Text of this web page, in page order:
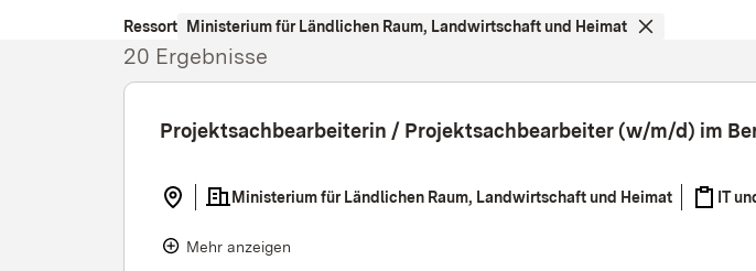
Ressort Ministerium für Ländlichen Raum, Landwirtschaft und Heimat
20 Ergebnisse
Projektsachbearbeiterin / Projektsachbearbeiter (w/m/d) im
Ministerium für Ländlichen Raum, Landwirtschaft und Heimat IT
Mehr anzeigen